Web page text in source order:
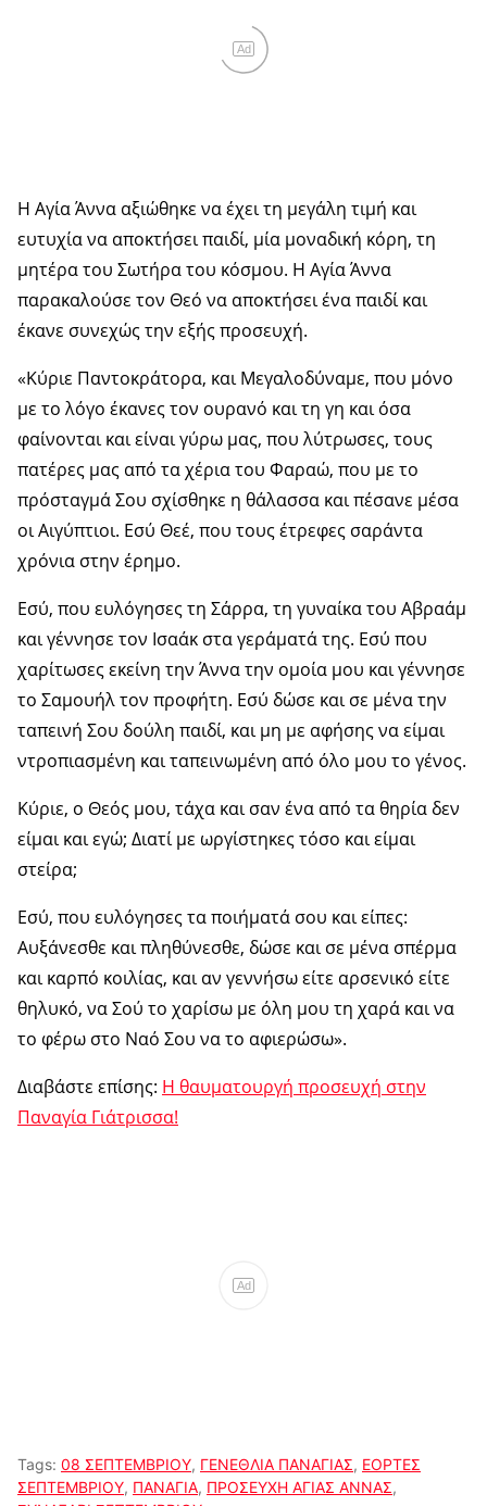
Ad
Η Αγία Άννα αξιώθηκε να έχει τη μεγάλη τιμή και
ευτυχία να αποκτήσει παιδί, μία μοναδική κόρη, τη
μητέρα του Σωτήρα του κόσμου. Η Αγία Άννα
παρακαλούσε τον Θεό να αποκτήσει ένα παιδί και
έκανε συνεχώς την εξής προσευχή.
«Κύριε Παντοκράτορα, και Μεγαλοδύναμε, που μόνο
με το λόγο έκανες τον ουρανό και τη γη και όσα
φαίνονται και είναι γύρω μας, που λύτρωσες, τους
πατέρες μας από τα χέρια του Φαραώ, που με το
πρόσταγμά Σου σχίσθηκε η θάλασσα και πέσανε μέσα
οι Αιγύπτιοι. Εσύ Θεέ, που τους έτρεφες σαράντα
χρόνια στην έρημο.
Εσύ, που ευλόγησες τη Σάρρα, τη γυναίκα του Αβραάμ
και γέννησε τον Ισαάκ στα γεράματά της. Εσύ που
χαρίτωσες εκείνη την Άννα την ομοία μου και γέννησε
το Σαμουήλ τον προφήτη. Εσύ δώσε και σε μένα την
ταπεινή Σου δούλη παιδί, και μη με αφήσης να είμαι
ντροπιασμένη και ταπεινωμένη από όλο μου το γένος.
Κύριε, ο Θεός μου, τάχα και σαν ένα από τα θηρία δεν
είμαι και εγώ; Διατί με ωργίστηκες τόσο και είμαι
στείρα;
Εσύ, που ευλόγησες τα ποιήματά σου και είπες:
Αυξάνεσθε και πληθύνεσθε, δώσε και σε μένα σπέρμα
και καρπό κοιλίας, και αν γεννήσω είτε αρσενικό είτε
θηλυκό, να Σού το χαρίσω με όλη μου τη χαρά και να
το φέρω στο Ναό Σου να το αφιερώσω».
Διαβάστε επίσης: Η θαυματουργή προσευχή στην
Παναγία Γιάτρισσα!
Ad
Tags: 08 ΣΕΠΤΕΜΒΡΙΟΥ, ΓΕΝΕΘΛΙΑ ΠΑΝΑΓΙΑΣ, ΕΟΡΤΕΣ
ΣΕΠΤΕΜΒΡΙΟΥ, ΠΑΝΑΓΙΑ, ΠΡΟΣΕΥΧΗ ΑΓΙΑΣ ΑΝΝΑΣ,